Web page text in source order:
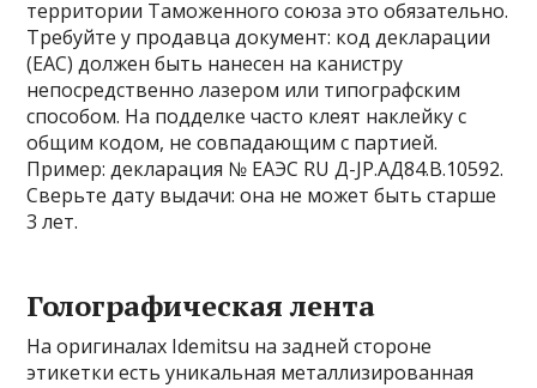
территории Таможенного союза это обязательно.
Требуйте у продавца документ: код декларации
(EAC) должен быть нанесен на канистру
непосредственно лазером или типографским
способом. На подделке часто клеят наклейку с
общим кодом, не совпадающим с партией.
Пример: декларация № ЕАЭС RU Д-JP.АД84.В.10592.
Сверьте дату выдачи: она не может быть старше
3 лет.
Голографическая лента
На оригиналах Idemitsu на задней стороне
этикетки есть уникальная металлизированная